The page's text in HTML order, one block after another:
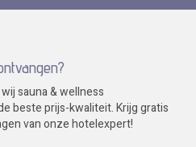
sauna & wellness
beste prijs-kwaliteit. Krijg gratis
van onze hotelexpert!